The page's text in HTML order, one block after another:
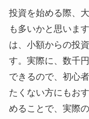
投資を始める際、
も多いかと思いま
は、小額からの投
す。実際に、数千
できるので、初心
たくない方にもお
めることで、実際